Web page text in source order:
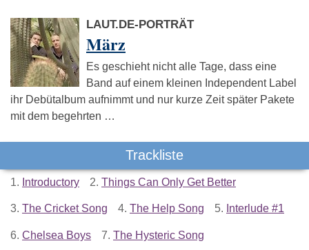
LAUT.DE-PORTRÄT
März
Es geschieht nicht alle Tage, dass eine
Band auf einem kleinen Independent Label
ihr Debütalbum aufnimmt und nur kurze Zeit später Pakete
mit dem begehrten …
Trackliste
1. Introductory 2. Things Can Only Get Better
3. The Cricket Song 4. The Help Song 5. Interlude #1
6. Chelsea Boys 7. The Hysteric Song